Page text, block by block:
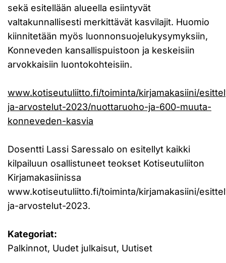
sekä esitellään alueella esiintyvät
valtakunnallisesti merkittävät kasvilajit. Huomio
kiinnitetään myös luonnonsuojelukysymyksiin,
Konneveden kansallispuistoon ja keskeisiin
arvokkaisiin luontokohteisiin.
www.kotiseutuliitto.fi/toiminta/kirjamakasiini/
ja-arvostelut-2023/nuottaruoho-ja-600-muuta-
konneveden-kasvia
Dosentti Lassi Saressalo on esitellyt kaikki
kilpailuun osallistuneet teokset Kotiseutuliiton
Kirjamakasiinissa
www.kotiseutuliitto.fi/toiminta/kirjamakasiini/
ja-arvostelut-2023.
Kategoriat:
Palkinnot, Uudet julkaisut, Uutiset